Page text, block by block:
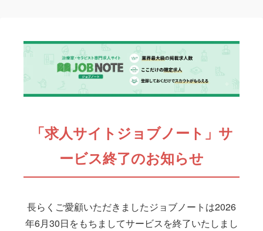
「求人サイトジョブノート」サ
ービス終了のお知らせ
長らくご愛顧いただきましたジョブノートは2026
年6月30日をもちましてサービスを終了いたしまし